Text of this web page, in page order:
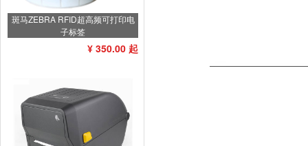
斑马ZEBRA RFID超高频可打印电
子标签
¥ 350.00 起